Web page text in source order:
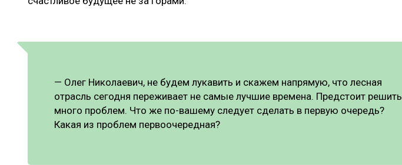
— Олег Николаевич, не будем лукавить и скажем напрямую, что лесная
отрасль сегодня переживает не самые лучшие времена. Предстоит решить
много проблем. Что же по-вашему следует сделать в первую очередь?
Какая из проблем первоочередная?